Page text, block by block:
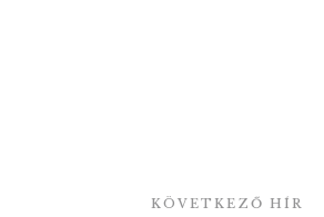
KÖVETKEZŐ HÍR